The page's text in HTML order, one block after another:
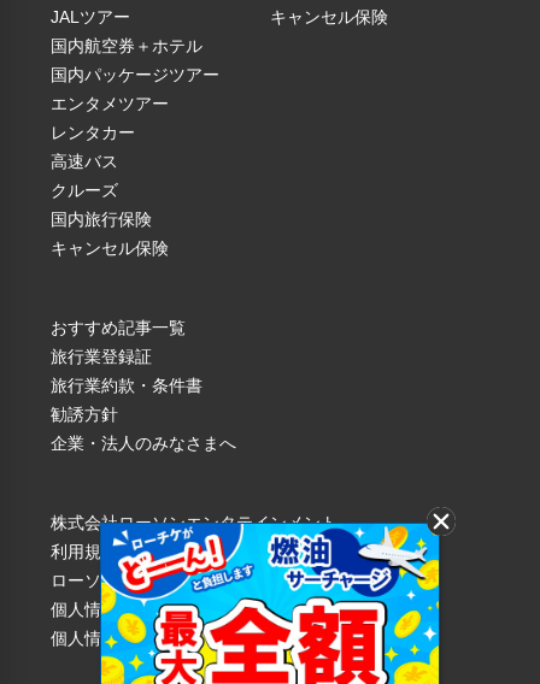
JALツアー
国内航空券＋ホテル
国内パッケージツアー
エンタメツアー
レンタカー
高速バス
クルーズ
国内旅行保険
キャンセル保険
キャンセル保険
おすすめ記事一覧
旅行業登録証
旅行業約款・条件書
勧誘方針
企業・法人のみなさまへ
株式会社ローソンエンタテインメント
利用規約
ローソンWEB会員規約
個人情報の取り扱いについて
個人情報保護方針